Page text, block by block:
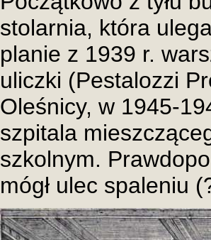
stolarnia, która
planie z 1939 r.
uliczki (Pestalozzi
Oleśnicy, w 1945-
szpitala
szkolnym.
mógł ulec spaleniu